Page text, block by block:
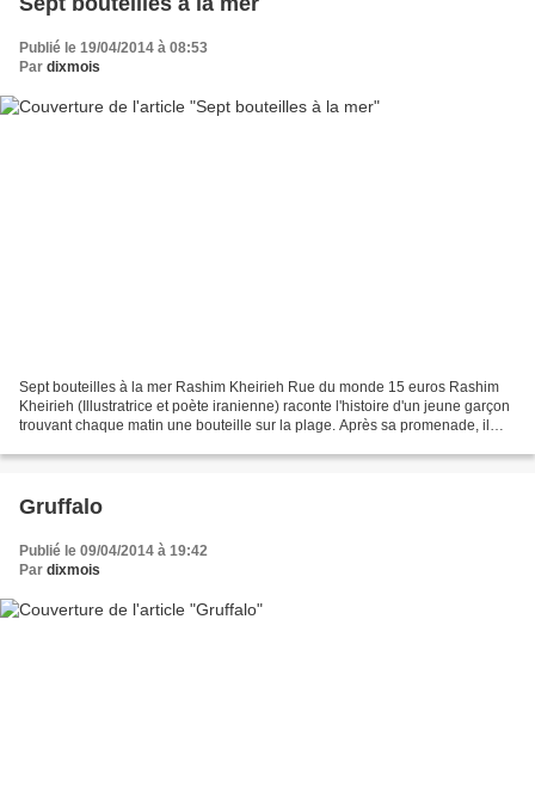
Publié le 19/04/2014 à 08:53
Par dixmois
Sept bouteilles à la mer Rashim Kheirieh Rue du monde 15 euros Rashim
Kheirieh (Illustratrice et poète iranienne) raconte l'histoire d'un jeune garçon
trouvant chaque matin une bouteille sur la plage. Après sa promenade, il
Gruffalo
Publié le 09/04/2014 à 19:42
Par dixmois